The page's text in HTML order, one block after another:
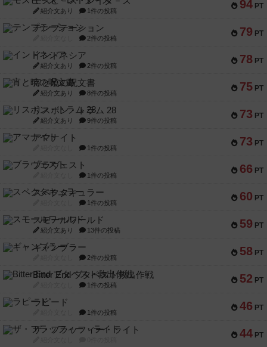
94 PT
紹介文あり 1件の投稿
79 PT
テンプテーション
2件の投稿
78 PT
インドネシア
紹介文あり 2件の投稿
75 PT
宵と暁の呪文書
紹介文あり 8件の投稿
73 PT
リスボン・トラム 28
紹介文あり 9件の投稿
73 PT
アマナイト
1件の投稿
66 PT
ブラヴェスト
1件の投稿
60 PT
スペクタキュラー
1件の投稿
59 PT
スモールワールド
紹介文あり 13件の投稿
58 PT
ギャンブラー
2件の投稿
52 PT
Bitter End ブタペスト救出作戦
1件の投稿
46 PT
ラピード
1件の投稿
44 PT
ザ・フラッフィー・ライト